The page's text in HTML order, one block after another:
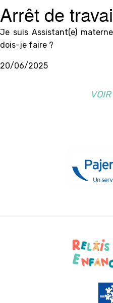
Arrêt de
Je suis Assistant(e)
dois-je faire ?
20/06/2025